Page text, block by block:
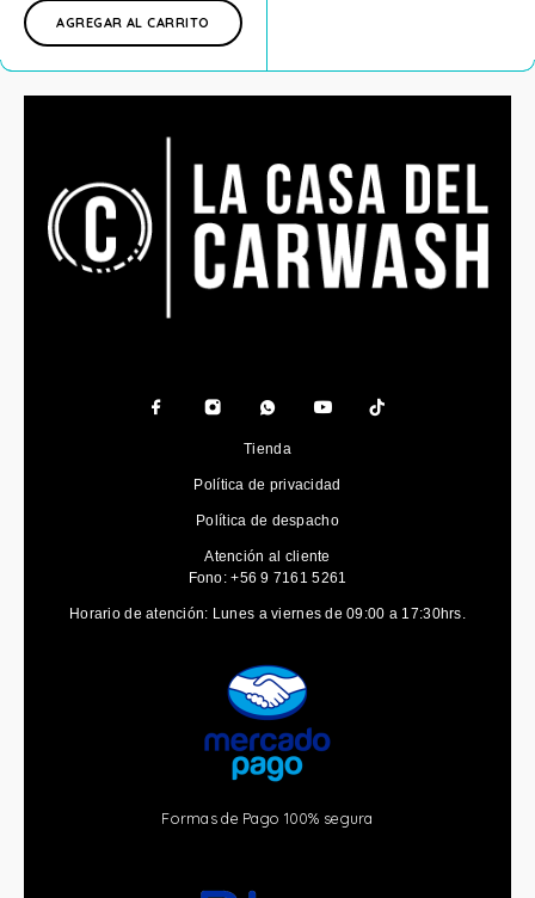
AGREGAR AL CARRITO
Tienda
Política de privacidad
Política de despacho
Atención al cliente
Fono: +56 9 7161 5261
Horario de atención: Lunes a viernes de 09:00 a 17:30hrs.
Formas de Pago 100% segura